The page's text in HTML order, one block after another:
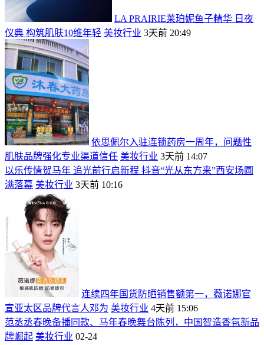
LA PRAIRIE莱珀妮鱼子精华 日夜
仪典 构筑肌肤10维年轻 美妆行业 3天前 20:49
依思佩尔入驻连锁药房一周年，问题性
肌肤品牌强化专业渠道信任 美妆行业 3天前 14:07
以乐传情贺马年 追光前行启新程 抖音“光从东方来”西安场圆
满落幕 美妆行业 3天前 10:16
连续四年国货防晒销售额第一，薇诺娜官
宣亚太区品牌代言人邓为 美妆行业 4天前 15:06
范丞丞春晚备播同款、马年春晚舞台陈列，中国智造香氛新品
牌崛起 美妆行业 02-24